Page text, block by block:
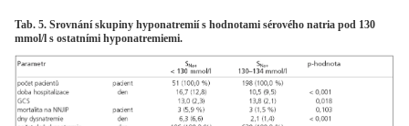
Tab. 5. Srovnání skupiny hyponatremií s hodnotami sérového natria pod 130
mmol/l s ostatními hyponatremiemi.